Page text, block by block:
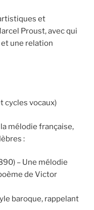
et
Proust, avec qui
une relation
cycles vocaux)
mélodie française,
:
– Une mélodie
de Victor
baroque, rappelant